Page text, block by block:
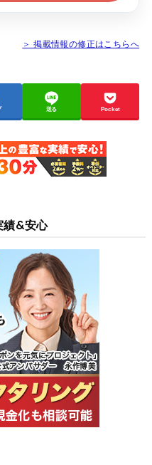
＞ 掲載情報の修正はこちらへ
送る Pocket
績&安心